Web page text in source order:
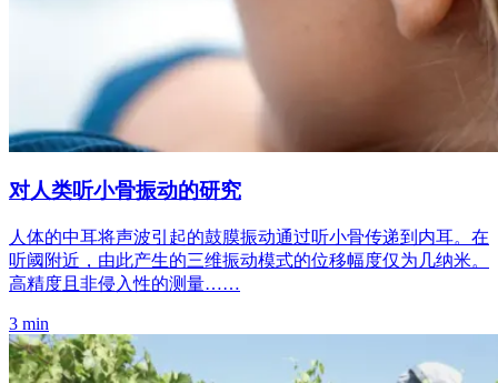
对人类听小骨振动的研究
人体的中耳将声波引起的鼓膜振动通过听小骨传递到内耳。在
听阈附近，由此产生的三维振动模式的位移幅度仅为几纳米。
高精度且非侵入性的测量……
3 min